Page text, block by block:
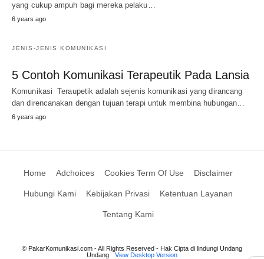
yang cukup ampuh bagi mereka pelaku…
6 years ago
JENIS-JENIS KOMUNIKASI
5 Contoh Komunikasi Terapeutik Pada Lansia
Komunikasi Teraupetik adalah sejenis komunikasi yang dirancang
dan direncanakan dengan tujuan terapi untuk membina hubungan…
6 years ago
Home Adchoices Cookies Term Of Use Disclaimer
Hubungi Kami Kebijakan Privasi Ketentuan Layanan
Tentang Kami
© PakarKomunikasi.com - All Rights Reserved - Hak Cipta di lindungi Undang
Undang
View Desktop Version